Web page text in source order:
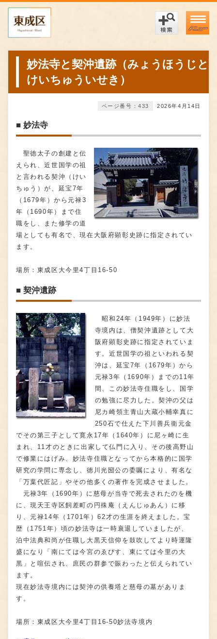
メニュー
妙法寺と契沖遺跡（みょうほうじと
けいちゅういせき）
2026年4月14日
ページ番号：433
■ 妙法寺
聖徳太子の創建と伝
えられ、近世国学の祖
と言われる契沖（けい
ちゅう）が、延宝7年
（1679年）から元禄3
年（1690年）まで住
職をし、また修学の道
場としても有名で、現在大阪府顕彰史跡に指定されてい
ます。
場所：東成区大今里4丁目16-50
■ 契沖遺跡
昭和24年（1949年）に妙法
寺境内は、僧契沖遺跡として大
阪府顕彰史跡に指定されていま
す。近世国学の祖といわれる契
沖は、延宝7年（1679年）から
元禄3年（1690年）までの11年
間、この妙法寺住職をし、国学
の勉強に尽力した。契沖の父は
尼カ崎領主青山大蔵小輔幸真に
250石で仕えた下川善兵衛元金
でその第三子として寛永17年（1640年）に尼ヶ崎に生
まれ、11才のときに出家して仏門に入り、その後高野山
で修業にはげみ、妙法寺住職となってから本格的に国学
研究の学問に専念し、徳川光圀公の委嘱により、有名な
「万葉代匠記」やその他多くの著作を完成させました。
元禄3年（1690年）に慈母が当寺で死去されたのを機
に、現天王寺区飼差町の円殊庵（えんじゅあん）に移
り、元禄14年（1701年）62才の生涯を終えました。宝
歴（1751年）頃の妙法寺は一時衰退していましたが、
泊中法典和尚が住職し大黒天信仰を鼓吹してより時運隆
盛になり「南にては今宮のゑびす、東にては今里の大
黒」と喧伝され、庶民の群参で賑わったと伝えられてい
ます。
現在妙法寺境内には契沖の供養塔と慈母の墓がありま
す。
場所：東成区大今里4丁目16-50妙法寺境内